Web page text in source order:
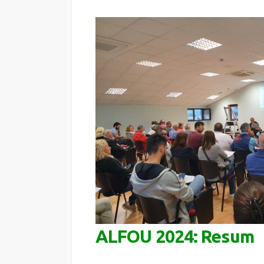
ALFOU 2024: Resum